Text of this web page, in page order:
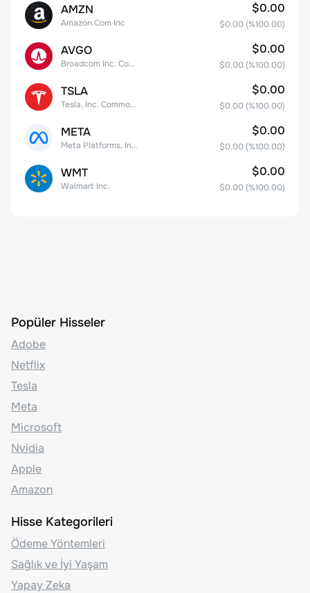
AMZN
Amazon.Com Inc
$0.00
$0.00 (%100.00)
AVGO
Broadcom Inc. Common Stock
$0.00
$0.00 (%100.00)
TSLA
Tesla, Inc. Common Stock
$0.00
$0.00 (%100.00)
META
Meta Platforms, Inc. Class A Common Stock
$0.00
$0.00 (%100.00)
WMT
Walmart Inc.
$0.00
$0.00 (%100.00)
Popüler Hisseler
Adobe
Netflix
Tesla
Meta
Microsoft
Nvidia
Apple
Amazon
Hisse Kategorileri
Ödeme Yöntemleri
Sağlık ve İyi Yaşam
Yapay Zeka